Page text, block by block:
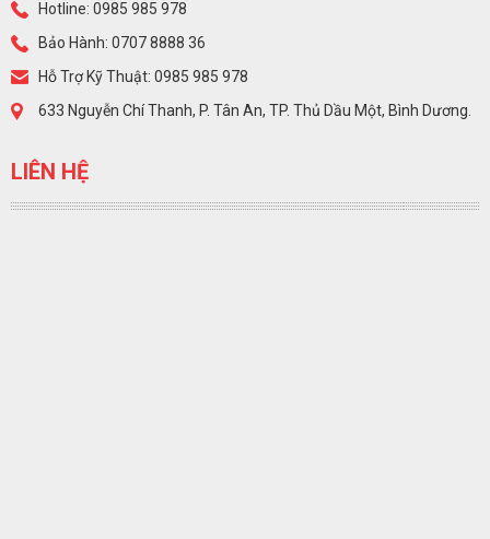
Hotline: 0985 985 978
Bảo Hành: 0707 8888 36
Hỗ Trợ Kỹ Thuật: 0985 985 978
633 Nguyễn Chí Thanh, P. Tân An, TP. Thủ Dầu Một, Bình Dương.
LIÊN HỆ